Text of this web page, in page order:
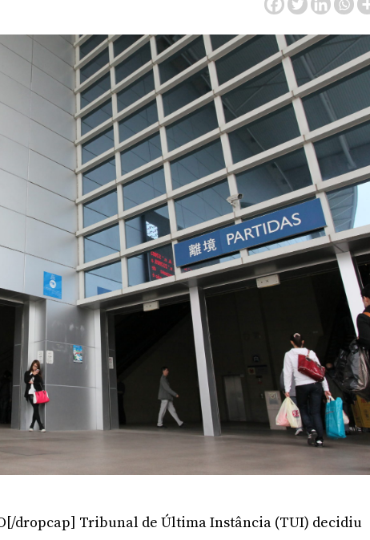
dropcap] Tribunal de Última Instância (TUI) decidiu